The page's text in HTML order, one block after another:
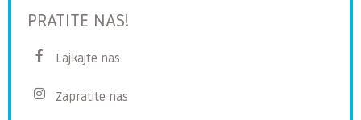
PRATITE NAS!
Lajkajte nas
Zapratite nas